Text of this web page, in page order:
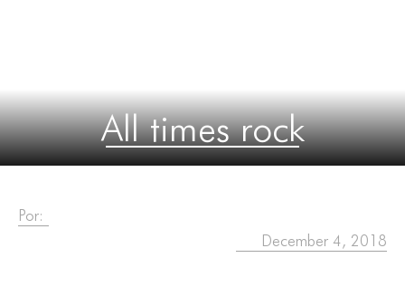
All times rock
Por:
December 4, 2018